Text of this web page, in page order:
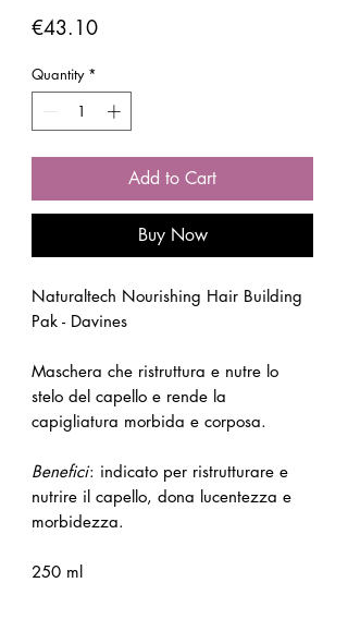
€43.10Price
Quantity *
Add to Cart
Buy Now
Naturaltech Nourishing Hair Building
Pak - Davines
Maschera che ristruttura e nutre lo
stelo del capello e rende la
capigliatura morbida e corposa.
Benefici: indicato per ristrutturare e
nutrire il capello, dona lucentezza e
morbidezza.
250 ml